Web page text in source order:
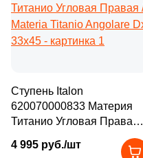
Ступень Italon
620070000833 Материя
Титанио Угловая Правая /
Materia Titanio Angolare Dx
33x45
4 995 руб./шт